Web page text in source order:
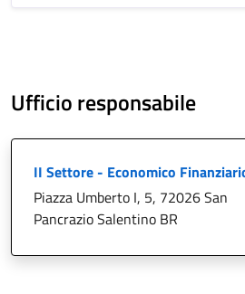
Ufficio responsabile
II Settore - Economico
Piazza Umberto I, 5, 72026 San
Pancrazio Salentino BR